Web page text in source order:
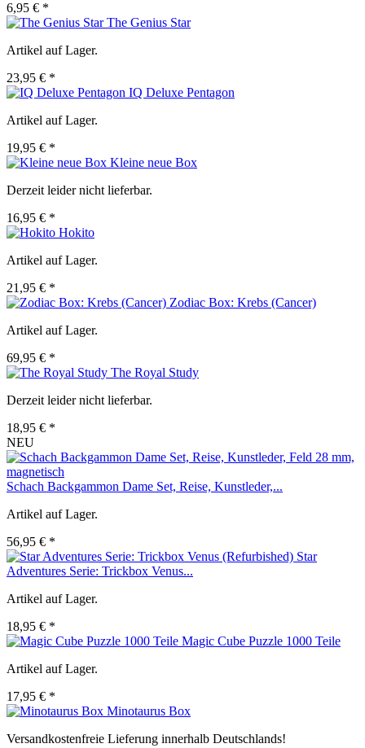
6,95 € *
The Genius Star
Artikel auf Lager.
23,95 € *
IQ Deluxe Pentagon
Artikel auf Lager.
19,95 € *
Kleine neue Box
Derzeit leider nicht lieferbar.
16,95 € *
Hokito
Artikel auf Lager.
21,95 € *
Zodiac Box: Krebs (Cancer)
Artikel auf Lager.
69,95 € *
The Royal Study
Derzeit leider nicht lieferbar.
18,95 € *
NEU
Schach Backgammon Dame Set, Reise, Kunstleder,...
Artikel auf Lager.
56,95 € *
Star
Adventures Serie: Trickbox Venus...
Artikel auf Lager.
18,95 € *
Magic Cube Puzzle 1000 Teile
Artikel auf Lager.
17,95 € *
Minotaurus Box
Versandkostenfreie Lieferung innerhalb Deutschlands!